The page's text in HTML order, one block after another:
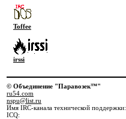
Toffee
irssi
© Объединение "Паравозек™"
ru54.com
nspu@list.ru
Имя IRC-канала технической поддержки:
ICQ: